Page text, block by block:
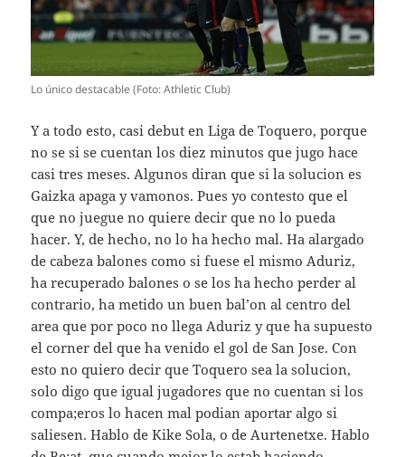
Lo único destacable (Foto: Athletic Club)
Y a todo esto, casi debut en Liga de Toquero, porque
no se si se cuentan los diez minutos que jugo hace
casi tres meses. Algunos diran que si la solucion es
Gaizka apaga y vamonos. Pues yo contesto que el
que no juegue no quiere decir que no lo pueda
hacer. Y, de hecho, no lo ha hecho mal. Ha alargado
de cabeza balones como si fuese el mismo Aduriz,
ha recuperado balones o se los ha hecho perder al
contrario, ha metido un buen bal’on al centro del
area que por poco no llega Aduriz y que ha supuesto
el corner del que ha venido el gol de San Jose. Con
esto no quiero decir que Toquero sea la solucion,
solo digo que igual jugadores que no cuentan si los
compa;eros lo hacen mal podian aportar algo si
saliesen. Hablo de Kike Sola, o de Aurtenetxe. Hablo